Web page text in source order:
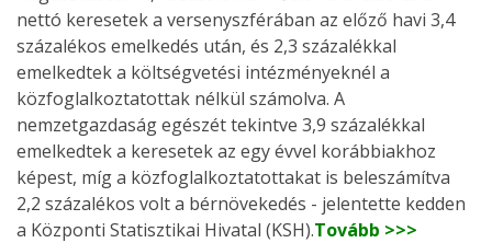
nettó keresetek a versenyszférában az előző havi 3,4
százalékos emelkedés után, és 2,3 százalékkal
emelkedtek a költségvetési intézményeknél a
közfoglalkoztatottak nélkül számolva. A
nemzetgazdaság egészét tekintve 3,9 százalékkal
emelkedtek a keresetek az egy évvel korábbiakhoz
képest, míg a közfoglalkoztatottakat is beleszámítva
2,2 százalékos volt a bérnövekedés - jelentette kedden
a Központi Statisztikai Hivatal (KSH).Tovább >>>